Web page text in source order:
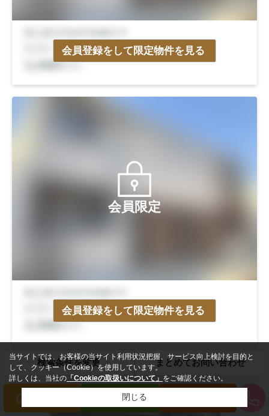
会員登録をして限定物件を見る
会員限定
会員登録をして限定物件を見る
中古一戸建
検索条件を変更 まとめてお問い合わせ
売りたい方
当サイトでは、お客様の当サイト利用状況把握、サービス向上検討を目的と
して、クッキー（Cookie）を使用しています。
詳しくは、当社の 「Cookieの取扱いについて」 をご確認ください。
閉じる